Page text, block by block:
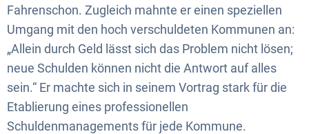
Fahrenschon. Zugleich mahnte er einen speziellen
Umgang mit den hoch verschuldeten Kommunen an:
„Allein durch Geld lässt sich das Problem nicht lösen;
neue Schulden können nicht die Antwort auf alles
sein.“ Er machte sich in seinem Vortrag stark für die
Etablierung eines professionellen
Schuldenmanagements für jede Kommune.